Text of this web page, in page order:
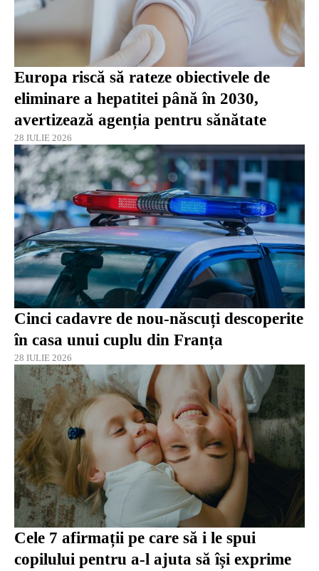
Europa riscă să rateze obiectivele de
eliminare a hepatitei până în 2030,
avertizează agenția pentru sănătate
28 IULIE 2026
Cinci cadavre de nou-născuți descoperite
în casa unui cuplu din Franța
28 IULIE 2026
Cele 7 afirmații pe care să i le spui
copilului pentru a-l ajuta să își exprime